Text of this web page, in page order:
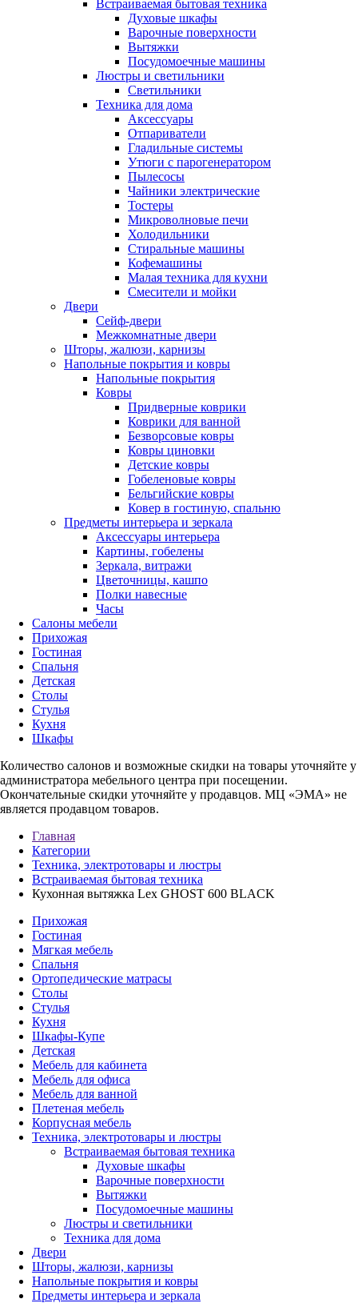
Встраиваемая бытовая техника
Духовые шкафы
Варочные поверхности
Вытяжки
Посудомоечные машины
Люстры и светильники
Светильники
Техника для дома
Аксессуары
Отпариватели
Гладильные системы
Утюги с парогенератором
Пылесосы
Чайники электрические
Тостеры
Микроволновые печи
Холодильники
Стиральные машины
Кофемашины
Малая техника для кухни
Смесители и мойки
Двери
Сейф-двери
Межкомнатные двери
Шторы, жалюзи, карнизы
Напольные покрытия и ковры
Напольные покрытия
Ковры
Придверные коврики
Коврики для ванной
Безворсовые ковры
Ковры циновки
Детские ковры
Гобеленовые ковры
Бельгийские ковры
Ковер в гостиную, спальню
Предметы интерьера и зеркала
Аксессуары интерьера
Картины, гобелены
Зеркала, витражи
Цветочницы, кашпо
Полки навесные
Часы
Салоны мебели
Прихожая
Гостиная
Спальня
Детская
Столы
Стулья
Кухня
Шкафы
Количество салонов и возможные скидки на товары уточняйте у
администратора мебельного центра при посещении.
Окончательные скидки уточняйте у продавцов. МЦ «ЭМА» не
является продавцом товаров.
Главная
Категории
Техника, электротовары и люстры
Встраиваемая бытовая техника
Кухонная вытяжка Lex GHOST 600 BLACK
Прихожая
Гостиная
Мягкая мебель
Спальня
Ортопедические матрасы
Столы
Стулья
Кухня
Шкафы-Купе
Детская
Мебель для кабинета
Мебель для офиса
Мебель для ванной
Плетеная мебель
Корпусная мебель
Техника, электротовары и люстры
Встраиваемая бытовая техника
Духовые шкафы
Варочные поверхности
Вытяжки
Посудомоечные машины
Люстры и светильники
Техника для дома
Двери
Шторы, жалюзи, карнизы
Напольные покрытия и ковры
Предметы интерьера и зеркала